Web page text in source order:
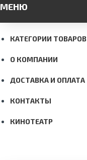
МЕНЮ
КАТЕГОРИИ ТОВАРОВ
О КОМПАНИИ
ДОСТАВКА И ОПЛАТА
КОНТАКТЫ
КИНОТЕАТР